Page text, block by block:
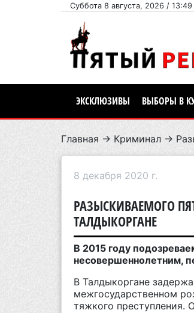
Суббота 8 августа, 2026 / 13:49
ЭКСКЛЮЗИВЫ ВЫБОРЫ В
Главная → Криминал →
8 декабря 2020 г.
РАЗЫСКИВАЕМОГО
ТАЛДЫКОРГАНЕ
В 2015 году
несовершеннолетним,
В Талдыкоргане
межгосударственном
тяжкого преступления.